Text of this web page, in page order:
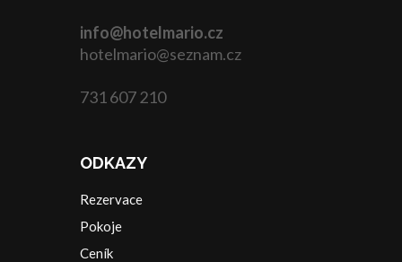
info@hotelmario.cz
hotelmario@seznam.cz
731 607 210
ODKAZY
Rezervace
Pokoje
Ceník